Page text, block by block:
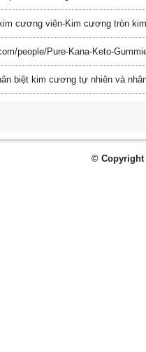
cương viên-Kim cương tròn
people/Pure-Kana-Keto-
biệt kim cương tự nhiên và
© Copyright